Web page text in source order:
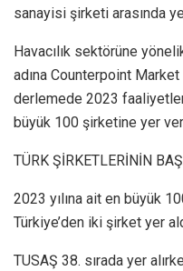
sanayisi şirketi arasında
Havacılık sektörüne
adına Counterpoint
derlemede 2023
büyük 100 şirketine yer
TÜRK ŞİRKETLERİNİN
2023 yılına ait en büyük
Türkiye’den iki şirket yer
TUSAŞ 38. sırada yer